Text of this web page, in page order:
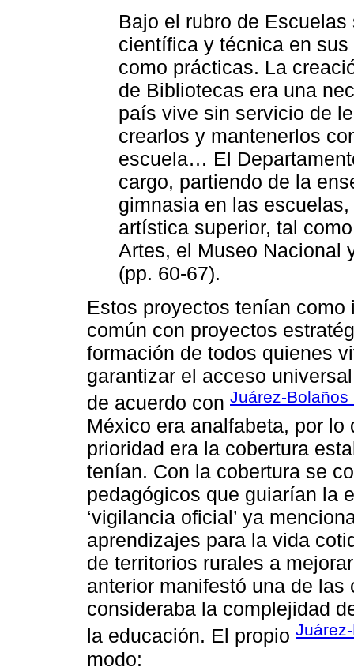
Bajo el rubro de
científica y técnica en
como prácticas. La
de Bibliotecas era una
país vive sin servicio de
crearlos y mantenerlos
escuela… El
cargo, partiendo de la
gimnasia en las
artística superior, tal
Artes, el Museo Nacional
(pp. 60-67).
Estos proyectos tenían
común con proyectos
formación de todos quienes
garantizar el acceso
de acuerdo con Juárez-Bolaños
México era analfabeta, por
prioridad era la cobertura
tenían. Con la cobertura se
pedagógicos que guiarían la
‘vigilancia oficial’ ya
aprendizajes para la vida
de territorios rurales a
anterior manifestó una de
consideraba la complejidad
la educación. El propio
modo: